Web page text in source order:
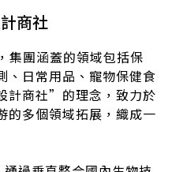
商社
集團涵蓋的領域包括保
、日常用品、寵物保健食
計商社”的理念，致力於
的多個領域拓展，織成一